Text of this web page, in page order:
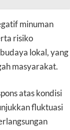
minuman
risiko
lokal, yang
masyarakat.
atas kondisi
fluktuasi